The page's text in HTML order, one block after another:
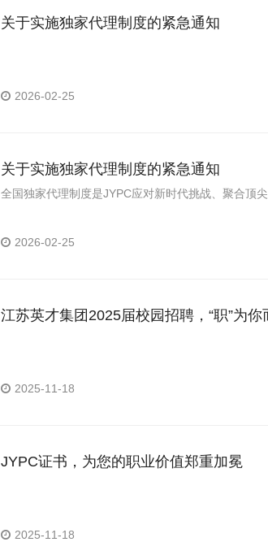
关于实施独家代理制度的紧急通知
2026-02-25
关于实施独家代理制度的紧急通知
全国独家代理制度是JYPC应对新时代挑战、聚合顶
2026-02-25
江苏英才集团2025届校园招聘，“职”为你
2025-11-18
JYPC证书，为您的职业价值郑重加冕
2025-11-18